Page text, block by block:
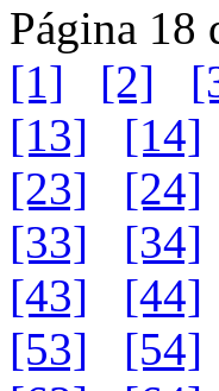
Página 18
[1]
[2]
[13]
[14]
[23]
[24]
[33]
[34]
[43]
[44]
[53]
[54]